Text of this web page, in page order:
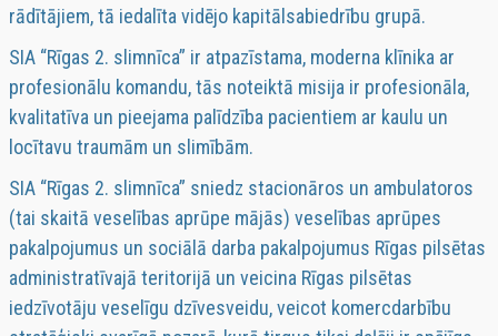
rādītājiem, tā iedalīta vidējo kapitālsabiedrību grupā.
SIA “Rīgas 2. slimnīca” ir atpazīstama, moderna klīnika ar
profesionālu komandu, tās noteiktā misija ir profesionāla,
kvalitatīva un pieejama palīdzība pacientiem ar kaulu un
locītavu traumām un slimībām.
SIA “Rīgas 2. slimnīca” sniedz stacionāros un ambulatoros
(tai skaitā veselības aprūpe mājās) veselības aprūpes
pakalpojumus un sociālā darba pakalpojumus Rīgas pilsētas
administratīvajā teritorijā un veicina Rīgas pilsētas
iedzīvotāju veselīgu dzīvesveidu, veicot komercdarbību